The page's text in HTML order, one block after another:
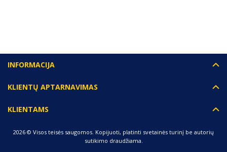
INFORMACIJA
KLIENTŲ APTARNAVIMAS
KLIENTAMS
2026 © Visos teisės saugomos. Kopijuoti, platinti svetainės turinį be autorių
sutikimo draudžiama.